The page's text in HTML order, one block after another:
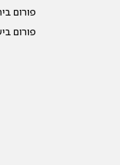
פורום
פורום